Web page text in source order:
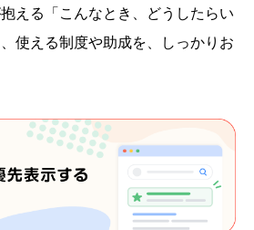
える「こんなとき、どうしたらい
使える制度や助成を、しっかりお